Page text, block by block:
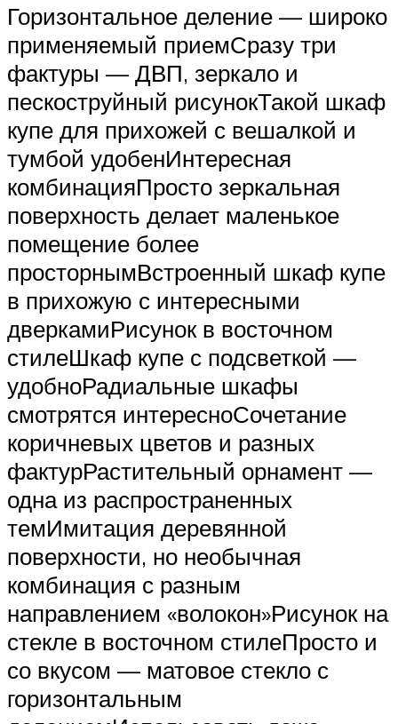
Горизонтальное деление — широко
применяемый приемСразу три
фактуры — ДВП, зеркало и
пескоструйный рисунокТакой шкаф
купе для прихожей с вешалкой и
тумбой удобенИнтересная
комбинацияПросто зеркальная
поверхность делает маленькое
помещение более
просторнымВстроенный шкаф купе
в прихожую с интересными
дверкамиРисунок в восточном
стилеШкаф купе с подсветкой —
удобноРадиальные шкафы
смотрятся интересноСочетание
коричневых цветов и разных
фактурРастительный орнамент —
одна из распространенных
темИмитация деревянной
поверхности, но необычная
комбинация с разным
направлением «волокон»Рисунок на
стекле в восточном стилеПросто и
со вкусом — матовое стекло с
горизонтальным